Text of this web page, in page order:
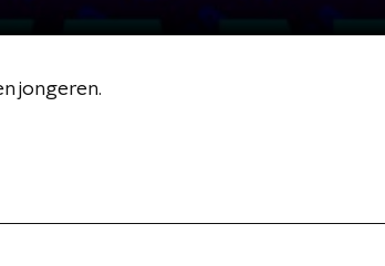
jongeren.